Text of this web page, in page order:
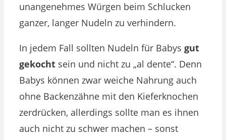
unangenehmes Würgen beim Schlucken
ganzer, langer Nudeln zu verhindern​​.
In jedem Fall sollten Nudeln für Babys gut
gekocht sein und nicht zu „al dente“. Denn
Babys können zwar weiche Nahrung auch
ohne Backenzähne mit den Kieferknochen
zerdrücken, allerdings sollte man es ihnen
auch nicht zu schwer machen – sonst